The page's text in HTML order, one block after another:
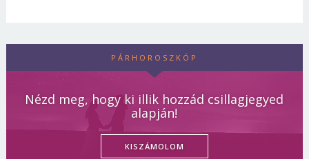
PÁRHOROSZKÓP
Nézd meg, hogy ki illik hozzád csillagjegyed
alapján!
KISZÁMOLOM